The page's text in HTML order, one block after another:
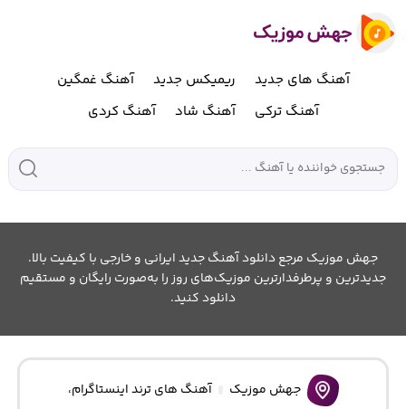
آهنگ های جدید ریمیکس جدید
آهنگ غمگین
آهنگ ترکی
آهنگ شاد آهنگ کردی
جهش موزیک مرجع دانلود آهنگ جدید ایرانی و خارجی با کیفیت بالا.
جدیدترین و پرطرفدارترین موزیک‌های روز را به‌صورت رایگان و مستقیم
دانلود کنید.
جهش موزیک آهنگ های ترند اینستاگرام،